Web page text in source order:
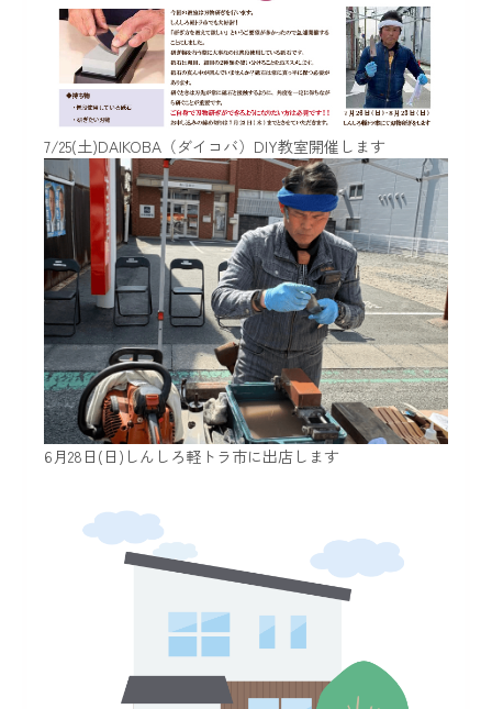
7/25(土)DAIKOBA（ダイコバ）DIY教室開催します
6月28日(日)しんしろ軽トラ市に出店します